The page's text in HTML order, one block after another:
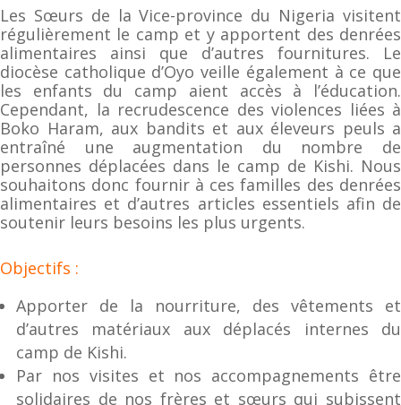
Les Sœurs de la Vice-province du Nigeria visitent
régulièrement le camp et y apportent des denrées
alimentaires ainsi que d’autres fournitures. Le
diocèse catholique d’Oyo veille également à ce que
les enfants du camp aient accès à l’éducation.
Cependant, la recrudescence des violences liées à
Boko Haram, aux bandits et aux éleveurs peuls a
entraîné une augmentation du nombre de
personnes déplacées dans le camp de Kishi. Nous
souhaitons donc fournir à ces familles des denrées
alimentaires et d’autres articles essentiels afin de
soutenir leurs besoins les plus urgents.
Objectifs :
Apporter de la nourriture, des vêtements et
d’autres matériaux aux déplacés internes du
camp de Kishi.
Par nos visites et nos accompagnements être
solidaires de nos frères et sœurs qui subissent